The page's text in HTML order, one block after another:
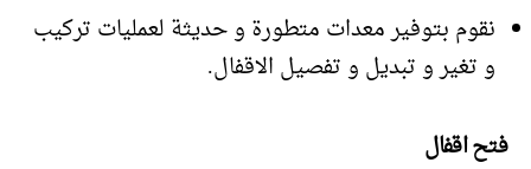
نقوم بتوفير معدات متطورة و حديثة لعمليات تركيب
و تغير و تبديل و تفصيل الاقفال.
فتح اقفال